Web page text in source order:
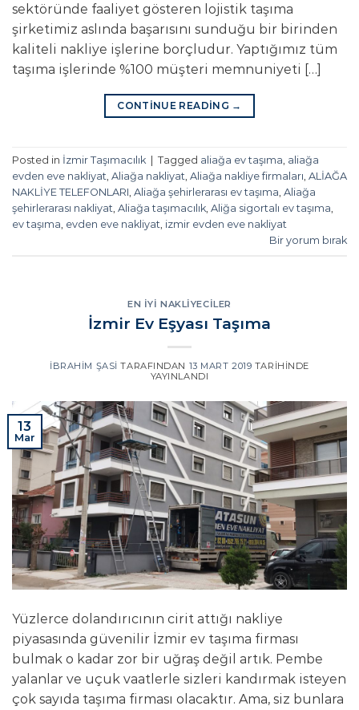
sektöründe faaliyet gösteren lojistik taşıma
şirketimiz aslında başarısını sunduğu bir birinden
kaliteli nakliye işlerine borçludur. Yaptığımız tüm
taşıma işlerinde %100 müşteri memnuniyeti […]
CONTINUE READING →
Posted in İzmir Taşımacılık Tagged aliağa ev taşıma, aliağa
evden eve nakliyat, Aliağa nakliyat, Aliağa nakliye firmaları, ALİAĞA
NAKLİYE TELEFONLARI, Aliağa şehirlerarası ev taşıma, Aliağa
şehirlerarası nakliyat, Aliağa taşımacılık, Aliğa sigortalı ev taşıma,
ev taşıma, evden eve nakliyat, izmir evden eve nakliyat
Bir yorum bırak
EN İYI NAKLIYECILER
İzmir Ev Eşyası Taşıma
İBRAHIM ŞASI TARAFINDAN 13 MART 2019 TARIHINDE
YAYINLANDI
13
Mar
Yüzlerce dolandırıcının cirit attığı nakliye
piyasasında güvenilir İzmir ev taşıma firması
bulmak o kadar zor bir uğraş değil artık. Pembe
yalanlar ve uçuk vaatlerle sizleri kandırmak isteyen
çok sayıda taşıma firması olacaktır. Ama, siz bunlara